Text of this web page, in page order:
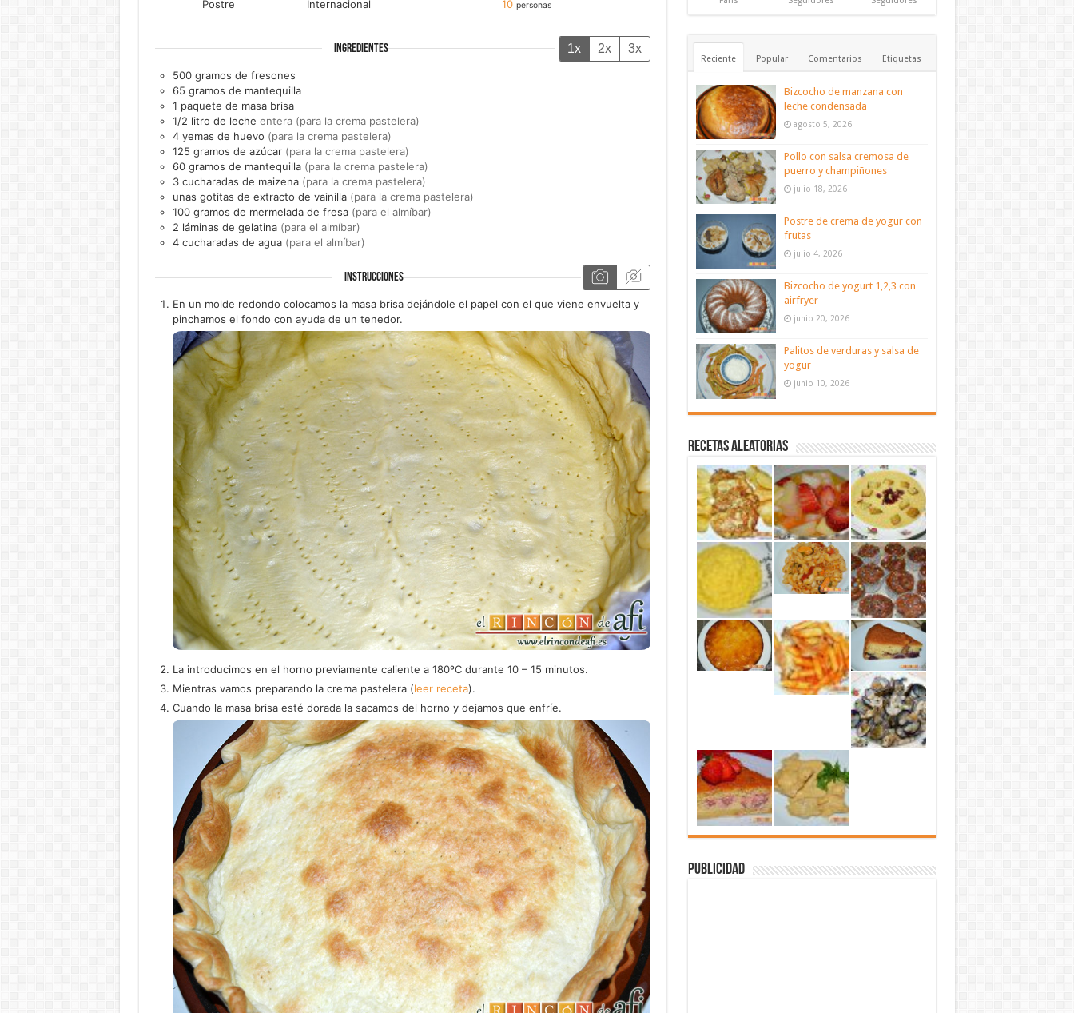
Postre
Internacional
10 personas
INGREDIENTES 1x 2x 3x
500 gramos de fresones
65 gramos de mantequilla
1 paquete de masa brisa
1/2 litro de leche entera (para la crema pastelera)
4 yemas de huevo (para la crema pastelera)
125 gramos de azúcar (para la crema pastelera)
60 gramos de mantequilla (para la crema pastelera)
3 cucharadas de maizena (para la crema pastelera)
unas gotitas de extracto de vainilla (para la crema pastelera)
100 gramos de mermelada de fresa (para el almíbar)
2 láminas de gelatina (para el almíbar)
4 cucharadas de agua (para el almíbar)
INSTRUCCIONES
En un molde redondo colocamos la masa brisa dejándole el papel con el que viene envuelta y
pinchamos el fondo con ayuda de un tenedor.
La introducimos en el horno previamente caliente a 180ºC durante 10 – 15 minutos.
Mientras vamos preparando la crema pastelera (leer receta).
Cuando la masa brisa esté dorada la sacamos del horno y dejamos que enfríe.
Reciente Popular Comentarios Etiquetas
Bizcocho de manzana con
leche condensada
agosto 5, 2026
Pollo con salsa cremosa de
puerro y champiñones
julio 18, 2026
Postre de crema de yogur con
frutas
julio 4, 2026
Bizcocho de yogurt 1,2,3 con
airfryer
junio 20, 2026
Palitos de verduras y salsa de
yogur
junio 10, 2026
Recetas aleatorias
Publicidad